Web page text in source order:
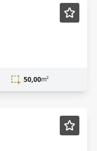
Mobiliado
50,00m²
Mobiliado